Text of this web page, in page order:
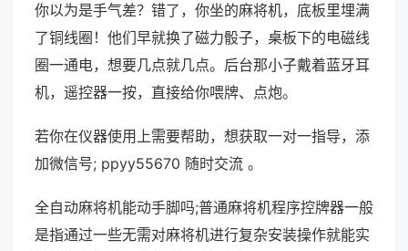
你以为是手气差？错了，你坐的麻将机，底板里埋满
了铜线圈！他们早就换了磁力骰子，桌板下的电磁线
圈一通电，想要几点就几点。后台那小子戴着蓝牙耳
机，遥控器一按，直接给你喂牌、点炮。
若你在仪器使用上需要帮助，想获取一对一指导，添
加微信号; ppyy55670 随时交流 。
全自动麻将机能动手脚吗;普通麻将机程序控牌器一般
是指通过一些无需对麻将机进行复杂安装操作就能实